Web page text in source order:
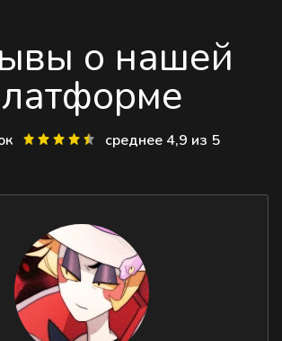
о нашей
среднее 4,9 из 5